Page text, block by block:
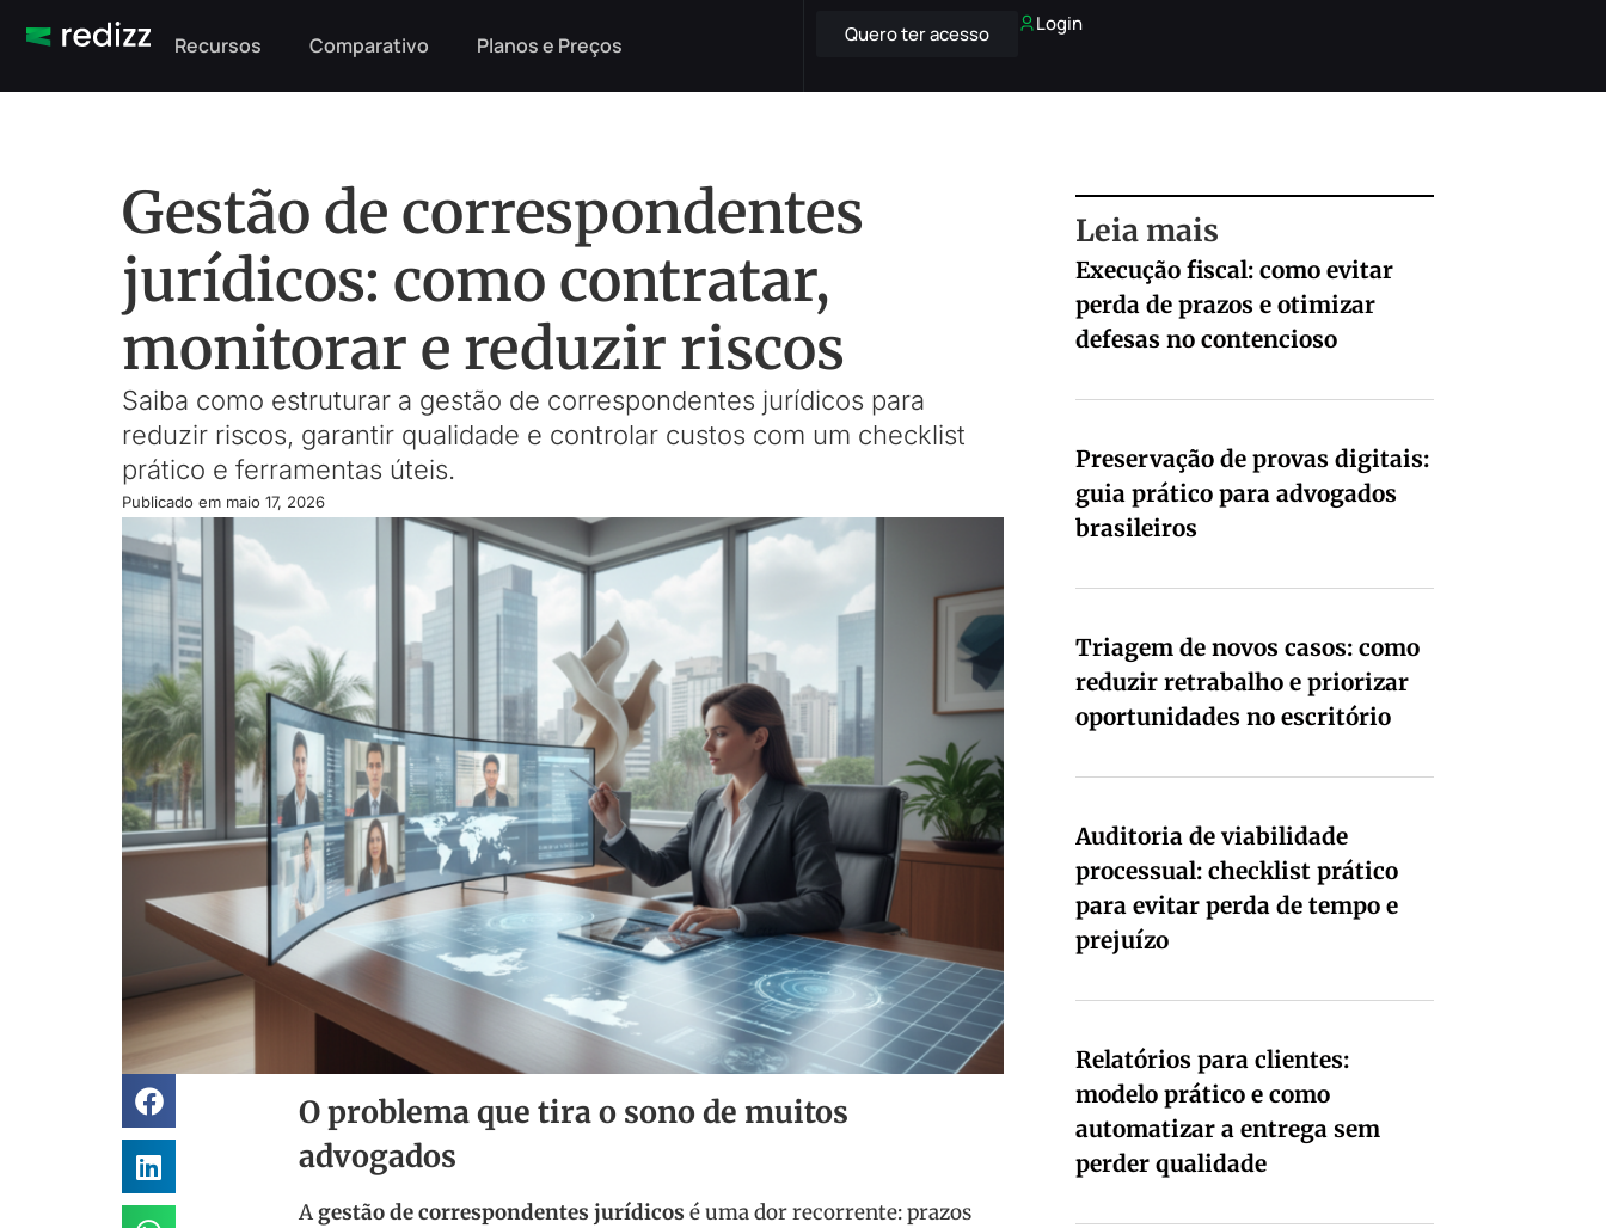
Recursos Comparativo Planos e Preços Quero ter acesso Login
Gestão de correspondentes
jurídicos: como contratar,
monitorar e reduzir riscos
Saiba como estruturar a gestão de correspondentes jurídicos para
reduzir riscos, garantir qualidade e controlar custos com um checklist
prático e ferramentas úteis.
Publicado em maio 17, 2026
O problema que tira o sono de muitos
advogados
Agestão de correspondentes jurídicos é uma dor recorrente: prazos
Leia mais
Execução fiscal: como evitar
perda de prazos e otimizar
defesas no contencioso
Preservação de provas digitais:
guia prático para advogados
brasileiros
Triagem de novos casos: como
reduzir retrabalho e priorizar
oportunidades no escritório
Auditoria de viabilidade
processual: checklist prático
para evitar perda de tempo e
prejuízo
Relatórios para clientes:
modelo prático e como
automatizar a entrega sem
perder qualidade